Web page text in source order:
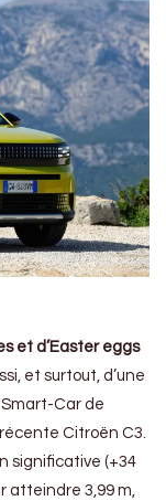
et d’Easter eggs
et surtout, d’une
Car de
Citroën C3.
significative (+34
atteindre 3,99 m,